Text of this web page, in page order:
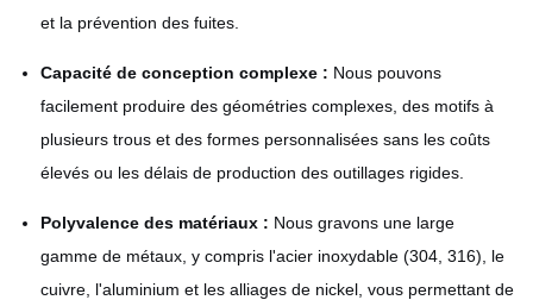
et la prévention des fuites.
Capacité de conception complexe : Nous pouvons
facilement produire des géométries complexes, des motifs à
plusieurs trous et des formes personnalisées sans les coûts
élevés ou les délais de production des outillages rigides.
Polyvalence des matériaux : Nous gravons une large
gamme de métaux, y compris l'acier inoxydable (304, 316), le
cuivre, l'aluminium et les alliages de nickel, vous permettant de